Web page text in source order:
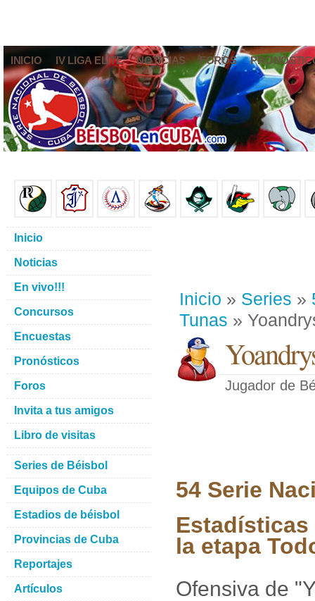
INICIO IV LIGA ELITE NOTICIAS FOROS
Inicio » Series »
Tunas »
Jugador de
54 Serie
Estadísticas
la etapa
Ofensiva de
Inicio
Noticias
En vivo!!!
Concursos
Encuestas
Pronósticos
Foros
Invita a tus amigos
Libro de visitas
Series de Béisbol
Equipos de Cuba
Estadios de béisbol
Provincias de Cuba
Reportajes
Artículos